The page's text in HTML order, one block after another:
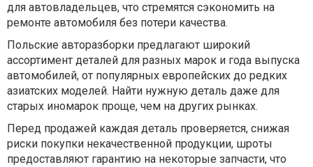
для автовладельцев, что стремятся сэкономить на
ремонте автомобиля без потери качества.
Польские авторазборки предлагают широкий
ассортимент деталей для разных марок и года выпуска
автомобилей, от популярных европейских до редких
азиатских моделей. Найти нужную деталь даже для
старых иномарок проще, чем на других рынках.
Перед продажей каждая деталь проверяется, снижая
риски покупки некачественной продукции, шроты
предоставляют гарантию на некоторые запчасти, что